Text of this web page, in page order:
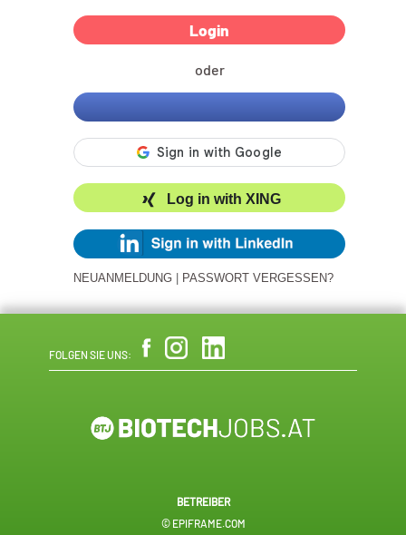
oder
Log in with XING
NEUANMELDUNG PASSWORT VERGESSEN?
FOLGEN SIE UNS:
BETREIBER
© EPIFRAME.COM